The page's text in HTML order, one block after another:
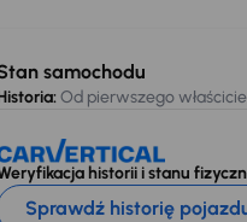
samochodu
Od pierwszego
historii i stanu
Sprawdź historię